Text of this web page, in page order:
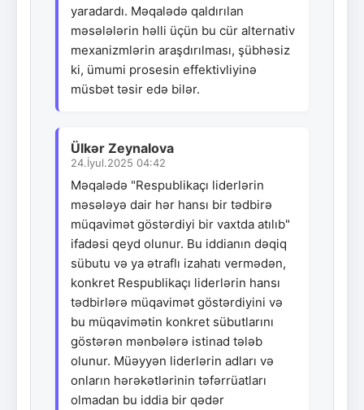
yaradardı. Məqalədə qaldırılan
məsələlərin həlli üçün bu cür alternativ
mexanizmlərin araşdırılması, şübhəsiz
ki, ümumi prosesin effektivliyinə
müsbət təsir edə bilər.
Ülkər Zeynalova
24.İyul.2025 04:42
Məqalədə "Respublikaçı liderlərin
məsələyə dair hər hansı bir tədbirə
müqavimət göstərdiyi bir vaxtda atılıb"
ifadəsi qeyd olunur. Bu iddianın dəqiq
sübutu və ya ətraflı izahatı vermədən,
konkret Respublikaçı liderlərin hansı
tədbirlərə müqavimət göstərdiyini və
bu müqavimətin konkret sübutlarını
göstərən mənbələrə istinad tələb
olunur. Müəyyən liderlərin adları və
onların hərəkətlərinin təfərrüatları
olmadan bu iddia bir qədər